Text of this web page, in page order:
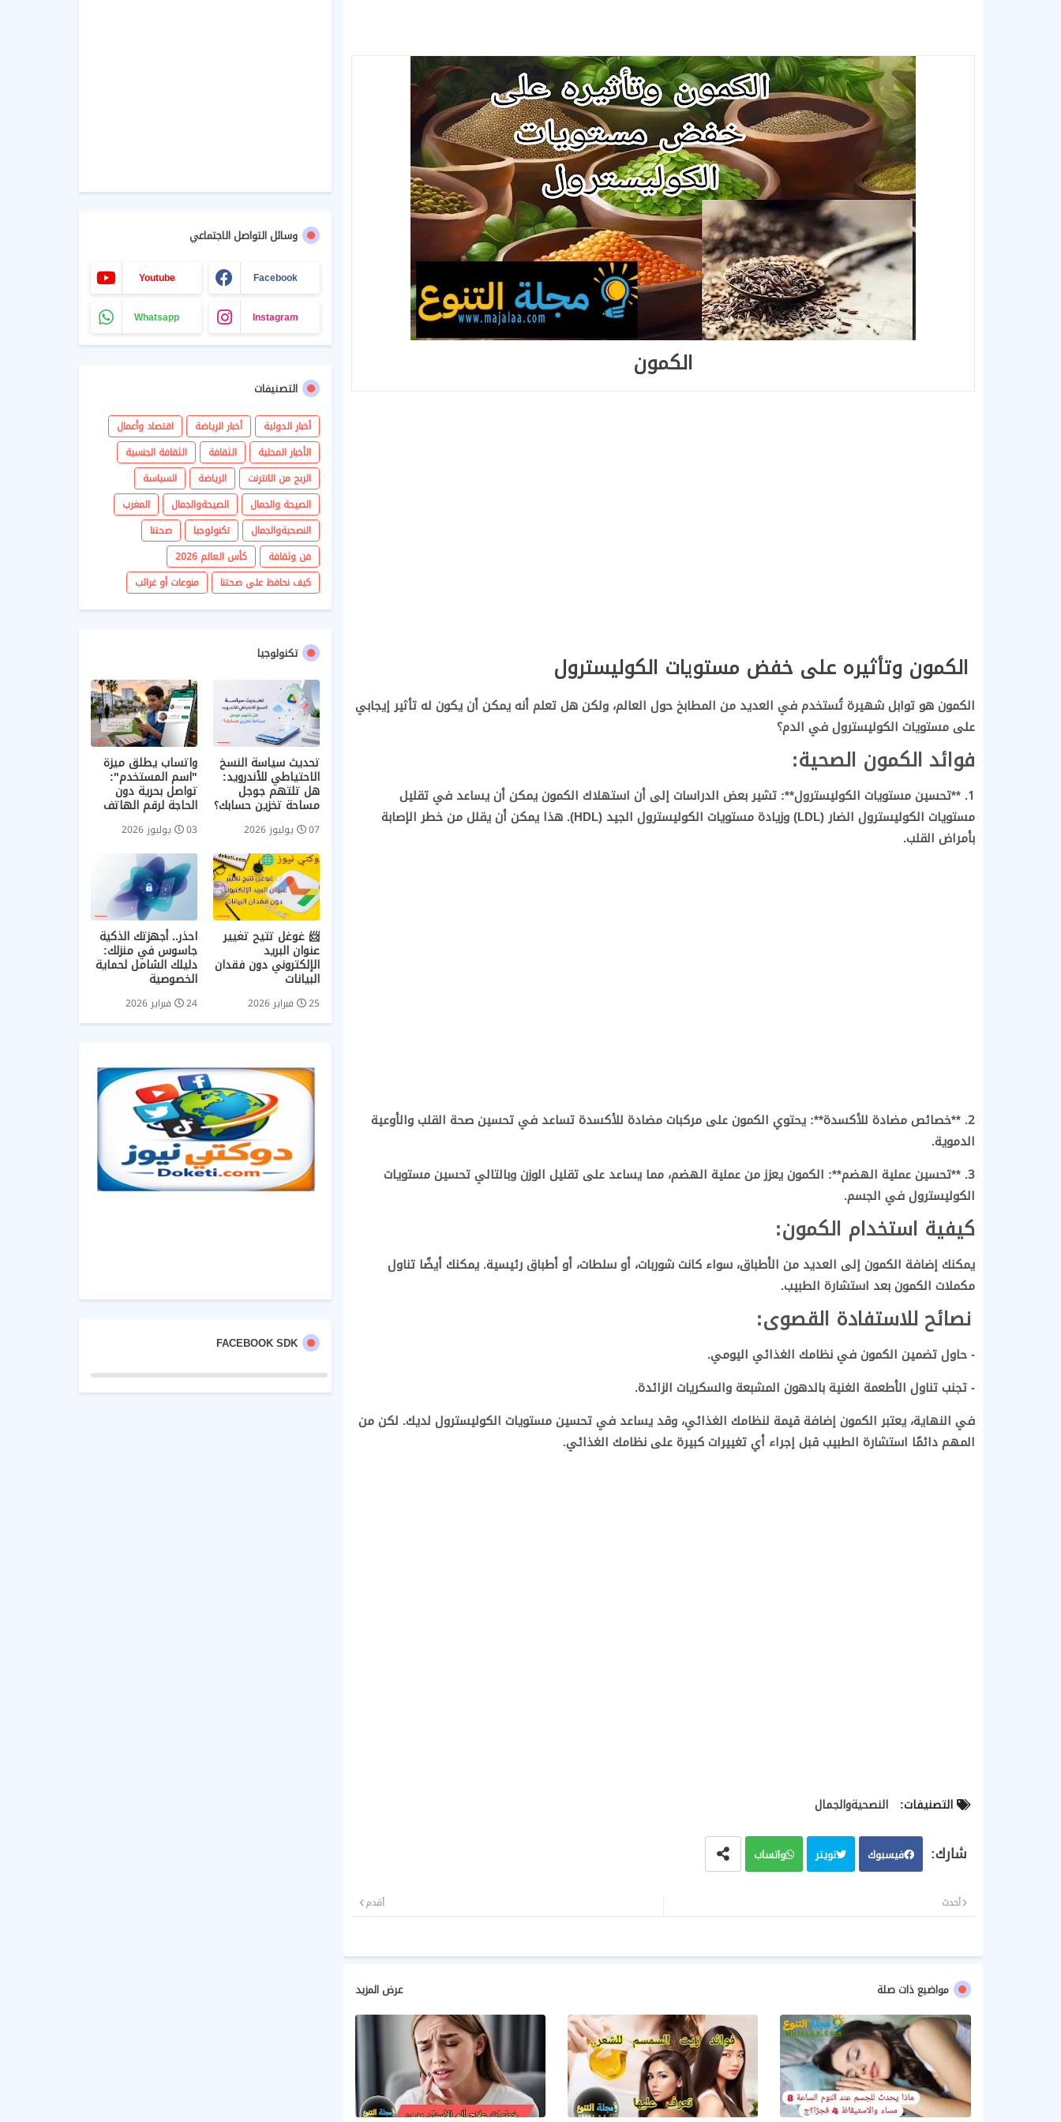
الكمون
الكمون وتأثيره على خفض مستويات الكوليسترول
الكمون هو توابل شهيرة تُستخدم في العديد من المطابخ حول العالم، ولكن هل تعلم أنه يمكن أن يكون له تأثير إيجابي
على مستويات الكوليسترول في الدم؟
فوائد الكمون الصحية:
1. **تحسين مستويات الكوليسترول**: تشير بعض الدراسات إلى أن استهلاك الكمون يمكن أن يساعد في تقليل
مستويات الكوليسترول الضار (LDL) وزيادة مستويات الكوليسترول الجيد (HDL). هذا يمكن أن يقلل من خطر الإصابة
بأمراض القلب.
2. **خصائص مضادة للأكسدة**: يحتوي الكمون على مركبات مضادة للأكسدة تساعد في تحسين صحة القلب والأوعية
الدموية.
3. **تحسين عملية الهضم**: الكمون يعزز من عملية الهضم، مما يساعد على تقليل الوزن وبالتالي تحسين مستويات
الكوليسترول في الجسم.
كيفية استخدام الكمون:
يمكنك إضافة الكمون إلى العديد من الأطباق، سواء كانت شوربات، أو سلطات، أو أطباق رئيسية. يمكنك أيضًا تناول
مكملات الكمون بعد استشارة الطبيب.
نصائح للاستفادة القصوى:
- حاول تضمين الكمون في نظامك الغذائي اليومي.
- تجنب تناول الأطعمة الغنية بالدهون المشبعة والسكريات الزائدة.
في النهاية، يعتبر الكمون إضافة قيمة لنظامك الغذائي، وقد يساعد في تحسين مستويات الكوليسترول لديك. لكن من
المهم دائمًا استشارة الطبيب قبل إجراء أي تغييرات كبيرة على نظامك الغذائي.
التصنيفات: النصحيةوالجمال
فيسبوك تويتر واتساب
أحدث أقدم
مواضيع ذات صلة عرض المزيد
وسائل التواصل الاجتماعي
Youtube Facebook
Whatsapp Instagram
التصنيفات
أخبار الدولية أخبار الرياضة
اقتصاد وأعمال
الأخبار المحلية
الثقافة
الثقافة الجنسية
الربح من الانترنت
الرياضة
السياسة
الصيحة والجمال
الصيحةوالجمال
المغرب
النصحيةوالجمال
تكنولوجيا
صحتنا
فن وثقافة
كأس العالم 2026
كيف نحافظ على صحتنا
منوعات أو غرائب
تكنولوجيا
تحديث سياسة النسخ
الاحتياطي للأندرويد:
هل تلتهم جوجل
مساحة تخزين حسابك؟
07 يوليوز 2026
واتساب يطلق ميزة
"اسم المستخدم":
تواصل بحرية دون
الحاجة لرقم الهاتف
03 يوليوز 2026
📨 غوغل تتيح تغيير
عنوان البريد
الإلكتروني دون فقدان
البيانات
25 فبراير 2026
احذر.. أجهزتك الذكية
جاسوس في منزلك:
دليلك الشامل لحماية
الخصوصية
24 فبراير 2026
FACEBOOK SDK